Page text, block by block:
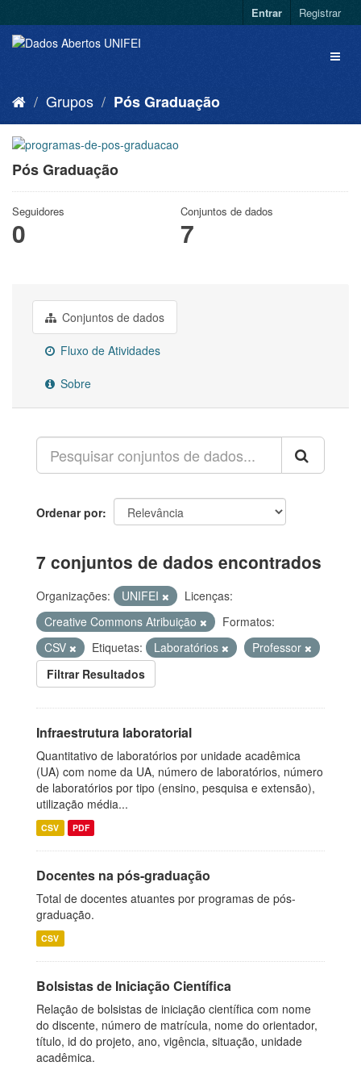
Entrar Registrar
Grupos Pós Graduação
Pós Graduação
Seguidores
0
Conjuntos de dados
7
Conjuntos de dados
Fluxo de Atividades
Sobre
Ordenar por
7 conjuntos de dados encontrados
Organizações: UNIFEI
Licenças:
Creative Commons Atribuição
Formatos:
CSV
Etiquetas: Laboratórios
Professor
Filtrar Resultados
Infraestrutura laboratorial
Quantitativo de laboratórios por unidade acadêmica
(UA) com nome da UA, número de laboratórios, número
de laboratórios por tipo (ensino, pesquisa e extensão),
utilização média...
CSV PDF
Docentes na pós-graduação
Total de docentes atuantes por programas de pós-
graduação.
CSV
Bolsistas de Iniciação Científica
Relação de bolsistas de iniciação científica com nome
do discente, número de matrícula, nome do orientador,
título, id do projeto, ano, vigência, situação, unidade
acadêmica.